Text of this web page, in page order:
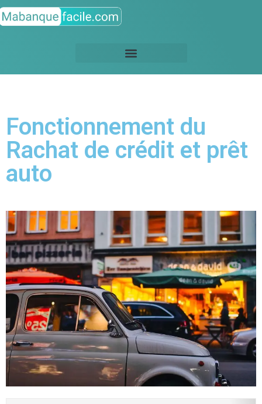
Fonctionnement du
Rachat de crédit et prêt
auto